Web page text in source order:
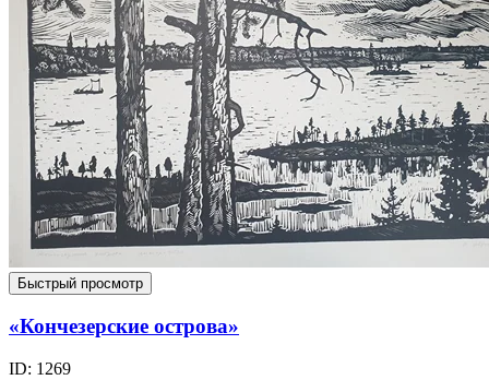
Быстрый просмотр
«Кончезерские острова»
ID: 1269